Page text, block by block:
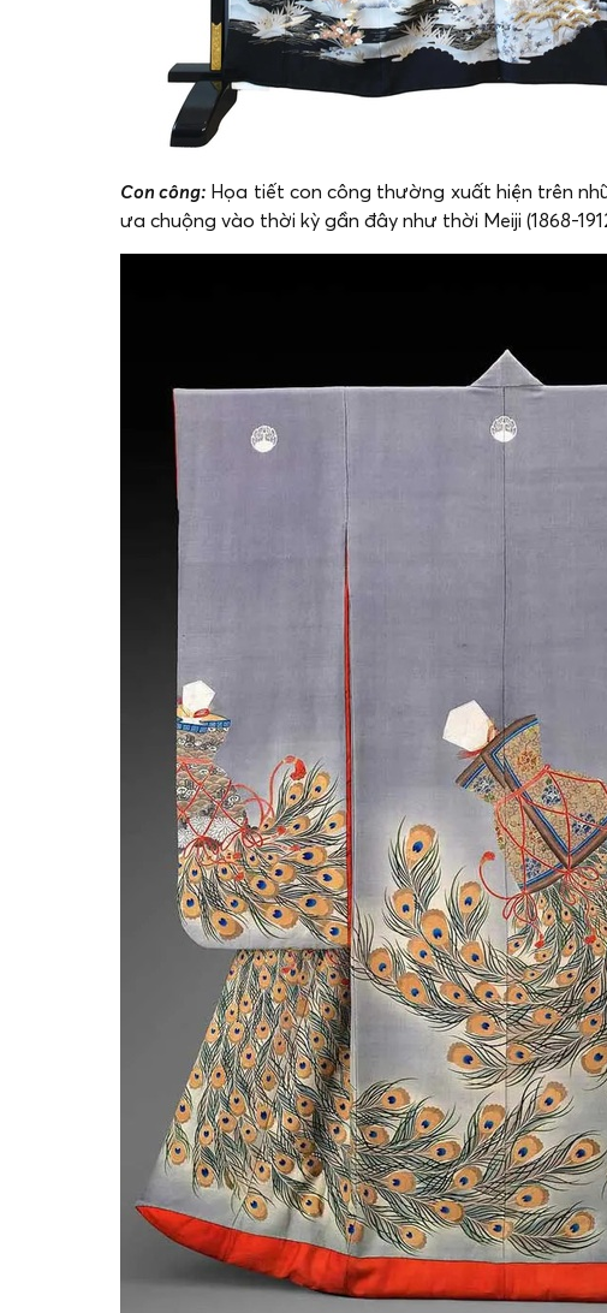
Con công: Họa tiết con công thường xuất hiện trên
ưa chuộng vào thời kỳ gần đây như thời Meiji (1868-